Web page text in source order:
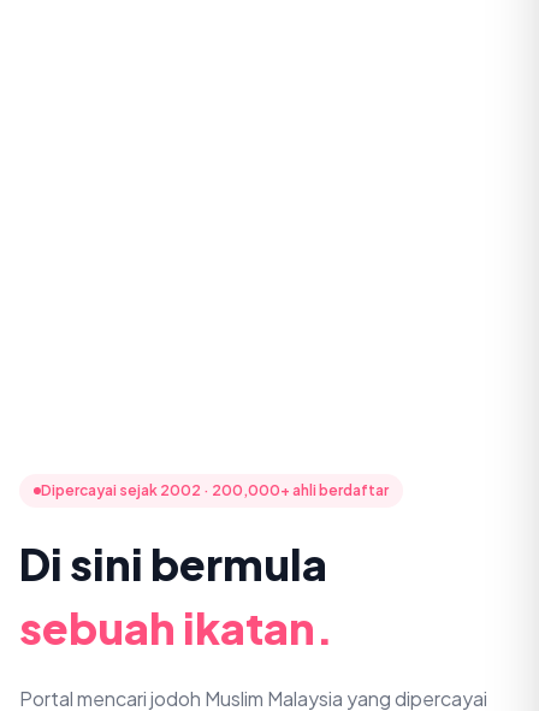
Dipercayai sejak 2002 · 200,000+ ahli berdaftar
Di sini bermula
sebuah ikatan.
Portal mencari jodoh Muslim Malaysia yang dipercayai